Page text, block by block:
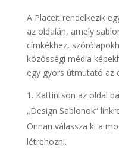
A Placeit rendelkezik
az oldalán, amely
címkékhez,
közösségi média
egy gyors útmutató az
Kattintson az oldal
„Design Sablonok”
Onnan válassza ki a
létrehozni.